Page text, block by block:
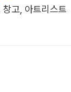
고, 아트리스트